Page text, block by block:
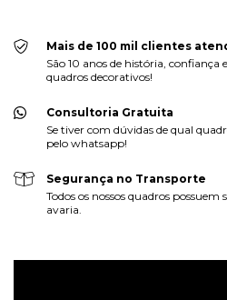
Mais de 100 mil clientes
São 10 anos de história, confiança
quadros decorativos!
Consultoria Gratuita
Se tiver com dúvidas de qual
pelo whatsapp!
Segurança no Transporte
Todos os nossos quadros
avaria.